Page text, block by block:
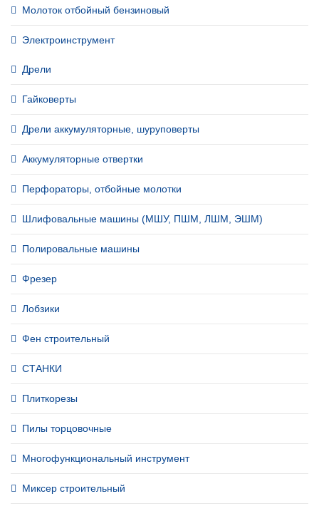
Молоток отбойный бензиновый
Электроинструмент
Дрели
Гайковерты
Дрели аккумуляторные, шуруповерты
Аккумуляторные отвертки
Перфораторы, отбойные молотки
Шлифовальные машины (МШУ, ПШМ, ЛШМ, ЭШМ)
Полировальные машины
Фрезер
Лобзики
Фен строительный
СТАНКИ
Плиткорезы
Пилы торцовочные
Многофункциональный инструмент
Миксер строительный